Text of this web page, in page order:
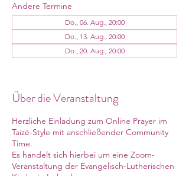
Andere Termine
Do., 06. Aug., 20:00
Do., 13. Aug., 20:00
Do., 20. Aug., 20:00
Über die Veranstaltung
Herzliche Einladung zum Online Prayer im
Taizé-Style mit anschließender Community
Time.
Es handelt sich hierbei um eine Zoom-
Veranstaltung der Evangelisch-Lutherischen